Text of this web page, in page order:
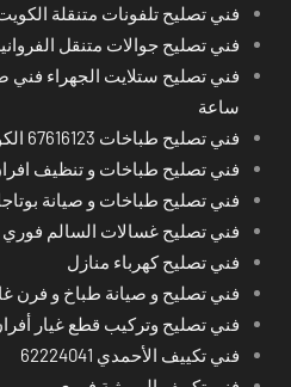
فني تصليح تلفونات متنقلة
فني تصليح جوالات متنقل
ساعة
فني تصليح طباخات 67616123 الكويت
فني تصليح طباخات و تنظيف
فني تصليح طباخات و صيانة
فني تصليح غسالات السالم فوري
فني تصليح كهرباء منازل
فني تصليح و صيانة طباخ و فرن
فني تصليح وتركيب قطع غيار
فني تكييف الأحمدي 62224041